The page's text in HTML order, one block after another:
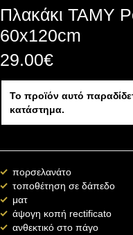
Πλακάκι TAMY
60x120cm
29.00€
Το προϊόν αυτό
κατάστημα.
πορσελανάτο
τοποθέτηση σε δάπεδο
ματ
άψογη κοπή rectificato
ανθεκτικό στο πάγο